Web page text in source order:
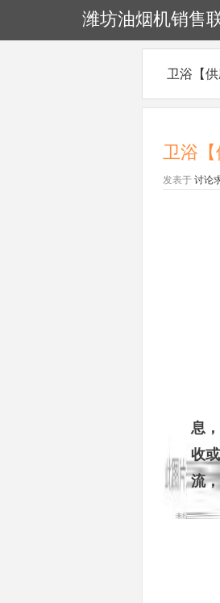
潍坊油烟机销售
卫浴【
卫浴
发表于讨论
息
收
流